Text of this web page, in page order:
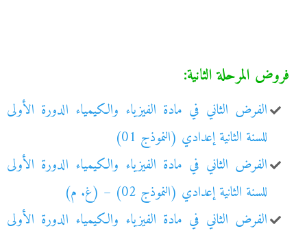
فروض المرحلة الثانية:
الفرض الثاني في مادة الفيزياء والكيمياء الدورة الأولى
للسنة الثانية إعدادي (النموذج 01)
الفرض الثاني في مادة الفيزياء والكيمياء الدورة الأولى
للسنة الثانية إعدادي (النموذج 02) – (غ. م)
الفرض الثاني في مادة الفيزياء والكيمياء الدورة الأولى